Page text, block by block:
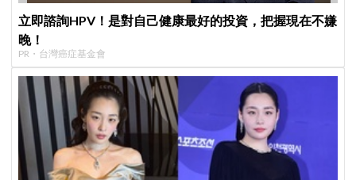
立即諮詢HPV！是對自己健康最好的投資，把握現在不嫌
晚！
PR・台灣癌症基金會